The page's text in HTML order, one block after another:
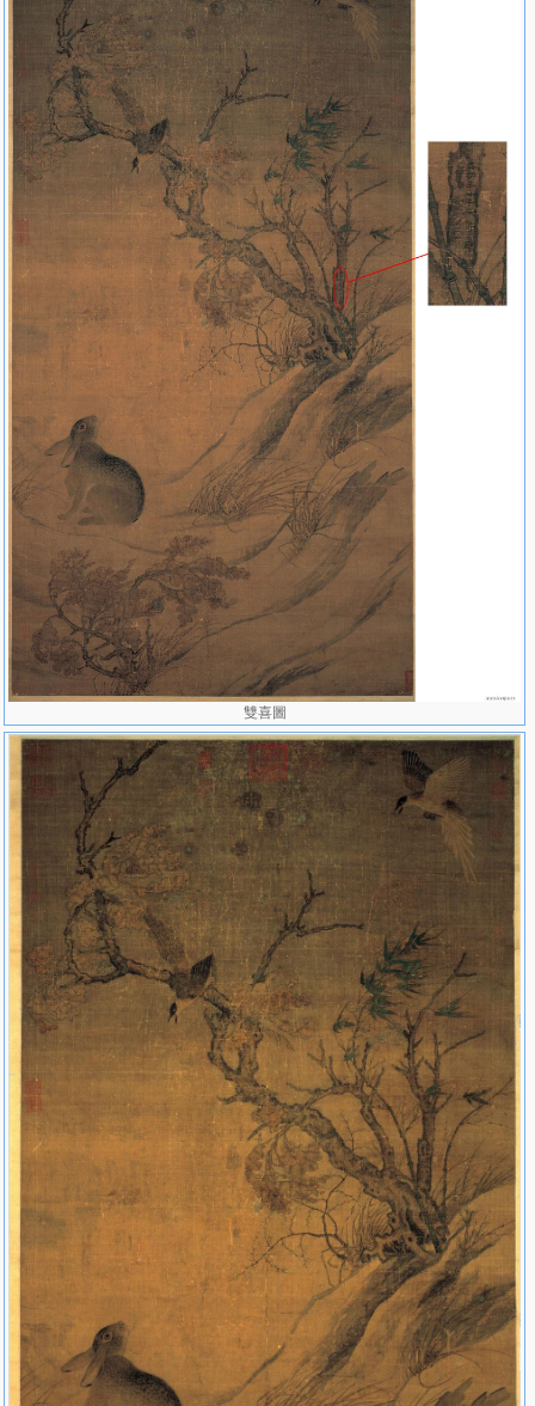
容，而树身、枝干的勾、皴、擦、染，老练而雄健，显现其山水画风
格，技法非常之成熟。
《寒雀图》（崔白 卷 绢本 设色 纵25.5厘米 横101.4厘米 北京
故宫博物院藏） 作品描绘隆冬的黄昏，一群麻雀在古木上安牺入寐
的景象。作者在构图上把雀群分为三部分：右侧二雀，乍来迟到，处
于动态；而中间四雀，作为本幅重心，呼应上下左右，串联气脉，由
动至静，使之浑然一体。鸟雀的灵动在向背、俯仰、正侧、伸缩、飞
栖、宿鸣中被表现得惟妙惟肖。树干在形骨轻秀的麻雀衬托下，显得
格外浑穆恬澹，苍寒野逸。此图树干的用笔落墨都很重，且烘、染、
勾、皴，浑然不分，造型纯以墨法，笔踪难寻。
虽施以画上的赭石都以褪落，但丝毫未损害它的神采，野逸之趣
盈溢于绢素之外，有师法徐熙的用笔特点。其艺术特色为工笔与水墨
并举，人物举止传神逼真，自然景色协调，花草特具生命力，并富有
立体感。画工精湛，用笔流畅，图纹绚丽，意蕴悠长。
画面人物众多，动作不一，有白发长长的老寿星（欧阳修的老父
亲面对诗人杜牧在微笑，即将赏听杜牧为他吹箫祝），有在朝廷做官
的欧阳修前来迎接杜牧的到来，有欧阳修的夫人也在其丈夫后面悄悄
观看美丽动人的场面，还有其子女各自做着不同的动作，再者就是杜
牧本人准备要开始吹箫演奏的姿势，崔白的艺术魅力无比，赏心悦
目，令人钦佩。
崔白一生作画甚丰，仅《宣和画谱》就载入241幅。其作品现存
极少，故宫博物院仅有《寒雀图》，台北故宫博物院有《双喜图》、
《芦雁图》、《竹鸥图》、《枇杷孔雀》等7幅，秦岭珍藏阁有《杜
牧吹箫祝寿图》。民间珍藏较少。
雙喜圖